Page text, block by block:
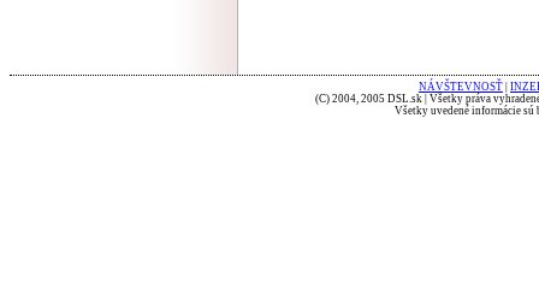
NÁVŠTEVNOSŤ
(C) 2004, 2005 DSL.sk | Všetky práva
Všetky uvedené informácie sú